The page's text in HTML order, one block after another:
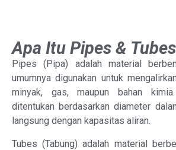
Apa Itu Pipes &
Pipes (Pipa) adalah material
umumnya digunakan untuk
minyak, gas, maupun bahan
ditentukan berdasarkan diameter
langsung dengan kapasitas aliran.
Tubes (Tabung) adalah material